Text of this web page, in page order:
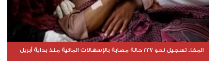
المخا.. تسجيل نحو 227 حالة مصابة بالإسهالات المائية منذ بداية أبريل